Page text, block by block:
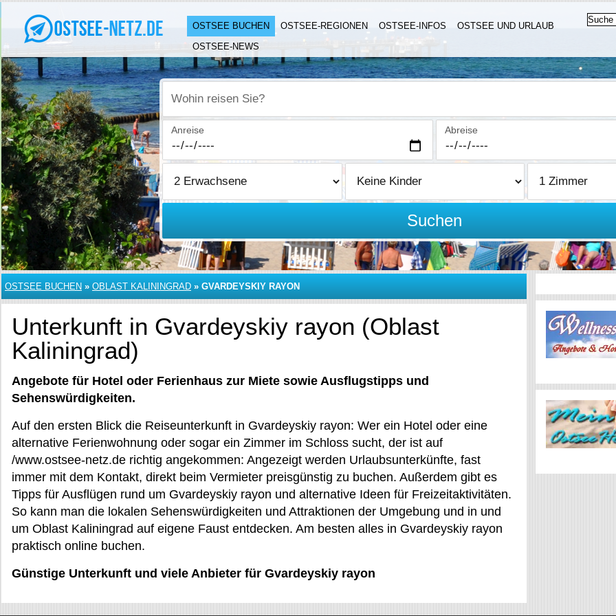
OSTSEE BUCHEN OSTSEE-REGIONEN OSTSEE-INFOS
OSTSEE UND URLAUB
OSTSEE-NEWS
Wohin reisen Sie?
Anreise Abreise
Suchen
OSTSEE BUCHEN » OBLAST KALININGRAD » GVARDEYSKIY RAYON
Unterkunft in Gvardeyskiy rayon (Oblast
Kaliningrad)
Angebote für Hotel oder Ferienhaus zur Miete sowie Ausflugstipps und
Sehenswürdigkeiten.
Auf den ersten Blick die Reiseunterkunft in Gvardeyskiy rayon: Wer ein Hotel oder eine
alternative Ferienwohnung oder sogar ein Zimmer im Schloss sucht, der ist auf
/www.ostsee-netz.de richtig angekommen: Angezeigt werden Urlaubsunterkünfte, fast
immer mit dem Kontakt, direkt beim Vermieter preisgünstig zu buchen. Außerdem gibt es
Tipps für Ausflügen rund um Gvardeyskiy rayon und alternative Ideen für Freizeitaktivitäten.
So kann man die lokalen Sehenswürdigkeiten und Attraktionen der Umgebung und in und
um Oblast Kaliningrad auf eigene Faust entdecken. Am besten alles in Gvardeyskiy rayon
praktisch online buchen.
Günstige Unterkunft und viele Anbieter für Gvardeyskiy rayon